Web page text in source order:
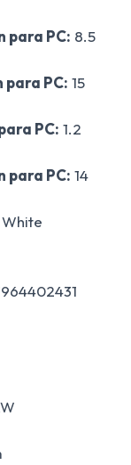
para PC: 8.5
PC: 15
PC: 1.2
para PC: 14